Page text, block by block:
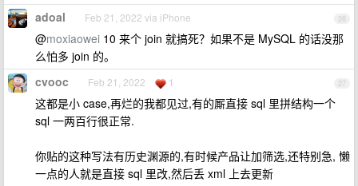
26
adoal Feb 21, 2022 via iPhone
@moxiaowei 10 来个 join 就搞死？如果不是 MySQL 的话没那
么怕多 join 的。
27
cvooc Feb 21, 2022 1
这都是小 case,再烂的我都见过,有的厮直接 sql 里拼结构一个
sql 一两百行很正常.
你贴的这种写法有历史渊源的,有时候产品让加筛选,还特别急, 懒
一点的人就是直接 sql 里改,然后丢 xml 上去更新